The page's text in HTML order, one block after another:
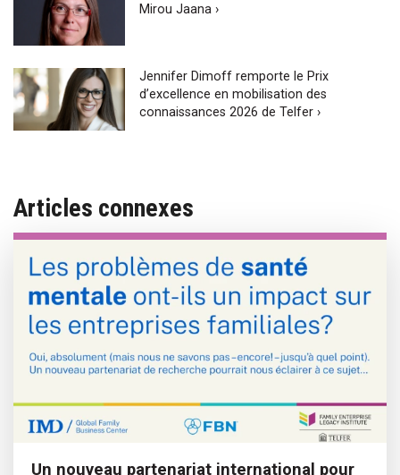
Mirou Jaana ›
Jennifer Dimoff remporte le Prix
d’excellence en mobilisation des
connaissances 2026 de Telfer ›
Articles connexes
Un nouveau partenariat international pour